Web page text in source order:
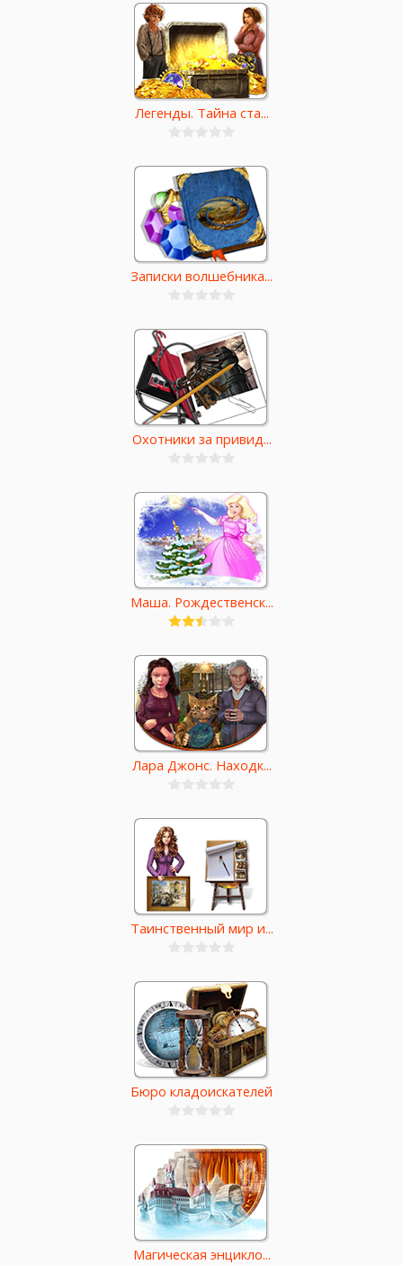
Легенды. Тайна ста...
Записки волшебника...
Охотники за привид...
Маша. Рождественск...
Лара Джонс. Находк...
Таинственный мир и...
Бюро кладоискателей
Магическая энцикло...